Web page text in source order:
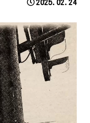
2025.02.24